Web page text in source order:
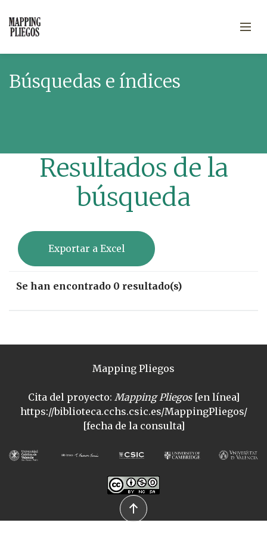
Búsquedas e índices
Resultados de la
búsqueda
Exportar a Excel
Se han encontrado 0 resultado(s)
Mapping Pliegos
Cita del proyecto: Mapping Pliegos[en línea]
https://biblioteca.cchs.csic.es/MappingPliegos/
[fecha de la consulta]